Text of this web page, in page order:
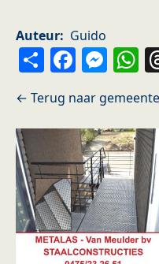
Auteur Guido
Share